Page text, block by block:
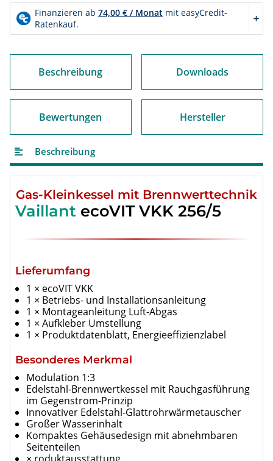
Beschreibung Downloads
Bewertungen Hersteller
Beschreibung
Gas-Kleinkessel mit Brennwerttechnik
Vaillant ecoVIT VKK 256/5
Lieferumfang
1 × ecoVIT VKK
1 × Betriebs- und Installationsanleitung
1 × Montageanleitung Luft-Abgas
1 × Aufkleber Umstellung
1 × Produktdatenblatt, Energieeffizienzlabel
Besonderes Merkmal
Modulation 1:3
Edelstahl-Brennwertkessel mit Rauchgasführung
im Gegenstrom-Prinzip
Innovativer Edelstahl-Glattrohrwärmetauscher
Großer Wasserinhalt
Kompaktes Gehäusedesign mit abnehmbaren
Seitenteilen